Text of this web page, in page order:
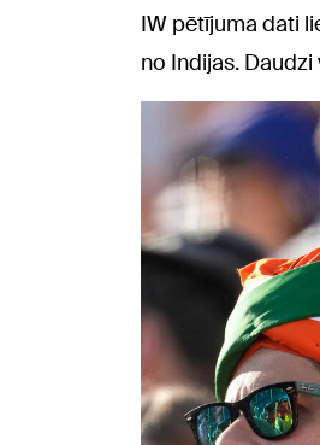
IW pētījuma dati
no Indijas.